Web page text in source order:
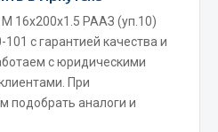
16х200х1.5 РААЗ (уп.10)
с гарантией качества и
с юридическими
При
подобрать аналоги и